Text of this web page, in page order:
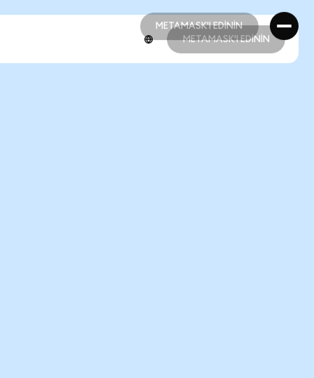
METAMASK'I EDİNİN
METAMASK'I EDİNİN
METAMASK'I EDİNİN